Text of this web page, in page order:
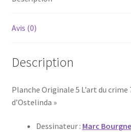
Avis (0)
Description
Planche Originale 5 L’art du crime
d’Ostelinda »
Dessinateur : Marc Bourgne